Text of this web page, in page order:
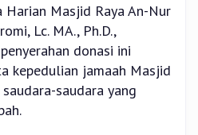
Harian Masjid Raya An-Nur
Lc. MA., Ph.D.,
donasi ini
kepedulian jamaah Masjid
saudara yang